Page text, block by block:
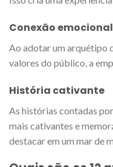
Conexão emocional
Ao adotar um arquétipo
valores do público, a
História cativante
As histórias contadas
mais cativantes e
destacar em um mar de